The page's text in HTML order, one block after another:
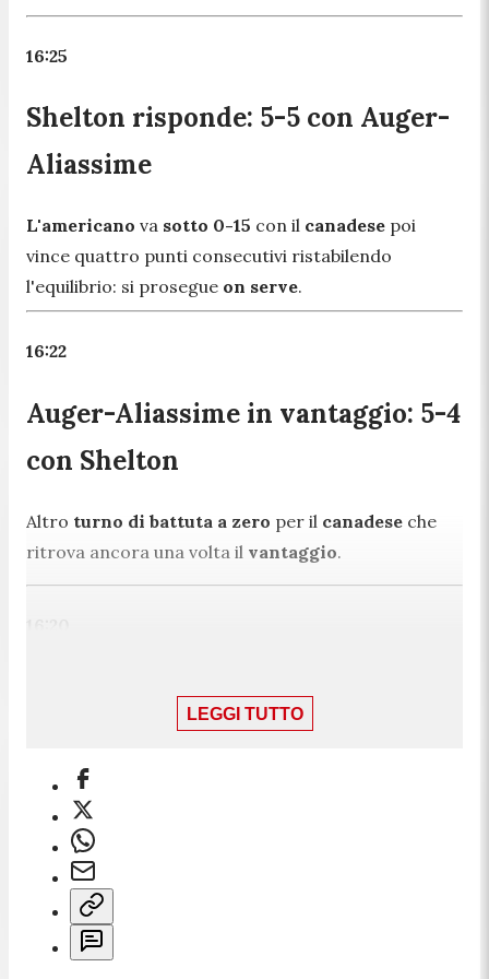
16:25
Shelton risponde: 5-5 con Auger-
Aliassime
L'americano va sotto 0-15 con il canadese poi
vince quattro punti consecutivi ristabilendo
l'equilibrio: si prosegue on serve.
16:22
Auger-Aliassime in vantaggio: 5-4
con Shelton
Altro turno di battuta a zero per il canadese che
ritrova ancora una volta il vantaggio.
con Auger-Aliassime
Sotto 0-15, lo
fila e ristabilisce l'equilibrio nel terzo e decisivo
parziale.
LEGGI TUTTO